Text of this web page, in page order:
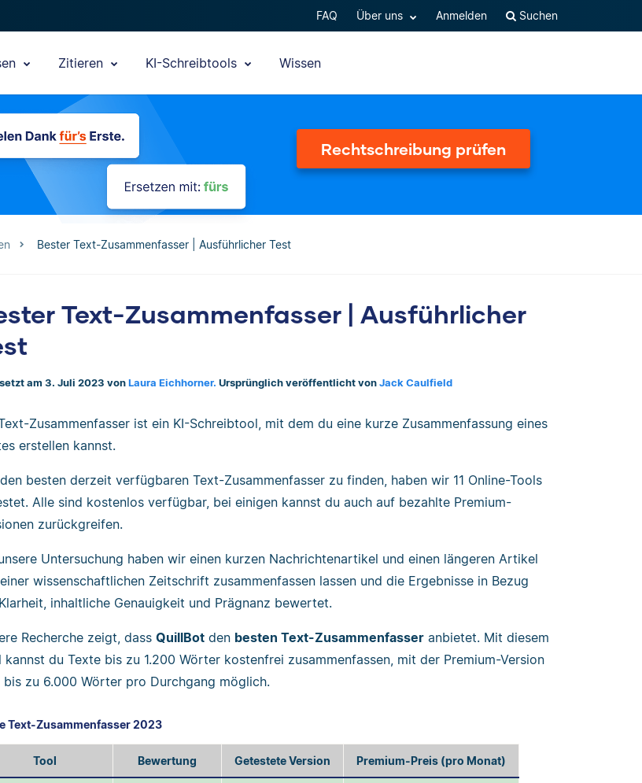
FAQ Über uns Anmelden Suchen
Zitieren KI-Schreibtools Wissen
Rechtschreibung prüfen
Bester Text-Zusammenfasser | Ausführlicher Test
Text-Zusammenfasser | Ausführlicher
am 3. Juli 2023 von Laura Eichhorner. Ursprünglich veröffentlicht von Jack Caulfield
Zusammenfasser ist ein KI-Schreibtool, mit dem du eine kurze Zusammenfassung eines
erstellen kannst.
besten derzeit verfügbaren Text-Zusammenfasser zu finden, haben wir 11 Online-Tools
Alle sind kostenlos verfügbar, bei einigen kannst du auch auf bezahlte Premium-
zurückgreifen.
Untersuchung haben wir einen kurzen Nachrichtenartikel und einen längeren Artikel
wissenschaftlichen Zeitschrift zusammenfassen lassen und die Ergebnisse in Bezug
inhaltliche Genauigkeit und Prägnanz bewertet.
Recherche zeigt, dass QuillBot den besten Text-Zusammenfasser anbietet. Mit diesem
kannst du Texte bis zu 1.200 Wörter kostenfrei zusammenfassen, mit der Premium-Version
bis zu 6.000 Wörter pro Durchgang möglich.
Text-Zusammenfasser 2023
Tool Bewertung Getestete Version Premium-Preis (pro Monat)